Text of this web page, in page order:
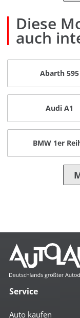
Diese
auch
Abarth 595
Audi A1
BMW 1er
Service
Auto kaufen